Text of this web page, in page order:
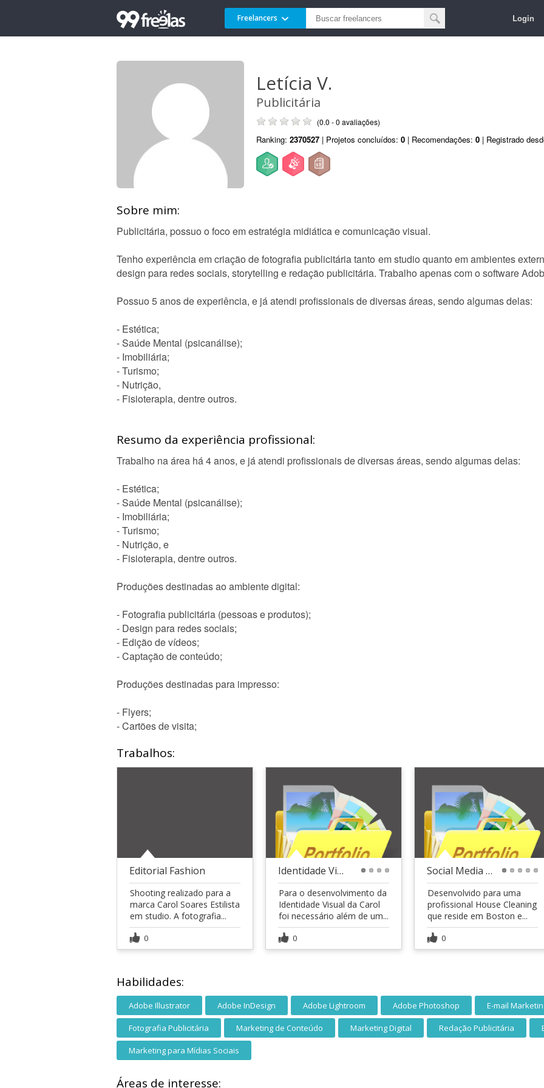
Freelancers Login
Letícia V.
Publicitária
(0.0 - 0 avaliações)
Ranking: 2370527 | Projetos concluídos: 0 | Recomendações: 0 | Registrado
Sobre mim:
Publicitária, possuo o foco em estratégia midiática e comunicação visual.
Tenho experiência em criação de fotografia publicitária tanto em studio quanto em ambientes
design para redes sociais, storytelling e redação publicitária. Trabalho apenas com o software
Possuo 5 anos de experiência, e já atendi profissionais de diversas áreas, sendo algumas delas:
- Estética;
- Saúde Mental (psicanálise);
- Imobiliária;
- Turismo;
- Nutrição,
- Fisioterapia, dentre outros.
Resumo da experiência profissional:
Trabalho na área há 4 anos, e já atendi profissionais de diversas áreas, sendo algumas delas:
- Estética;
- Saúde Mental (psicanálise);
- Imobiliária;
- Turismo;
- Nutrição, e
- Fisioterapia, dentre outros.
Produções destinadas ao ambiente digital:
- Fotografia publicitária (pessoas e produtos);
- Design para redes sociais;
- Edição de vídeos;
- Captação de conteúdo;
Produções destinadas para impresso:
- Flyers;
- Cartões de visita;
Trabalhos:
Editorial Fashion
Shooting realizado para a
marca Carol Soares Estilista
em studio. A fotografia...
0
Identidade Visual - Carol Soares Estilista
Para o desenvolvimento da
Identidade Visual da Carol
foi necessário além de um...
0
Social Media - House Cleaning
Desenvolvido para uma
profissional House Cleaning
que reside em Boston e...
0
Habilidades:
Adobe Illustrator Adobe InDesign Adobe Lightroom Adobe Photoshop E-mail
Fotografia Publicitária Marketing de Conteúdo Marketing Digital Redação Publicitária
Marketing para Mídias Sociais
Áreas de interesse: